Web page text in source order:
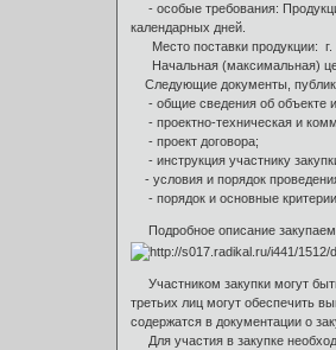
- особые требования:
календарных дней.
Место поставки продукции:
Начальная (максимальная)
Следующие документы,
- общие сведения об объекте и
- проектно-техническая и
- проект договора;
- инструкция участнику
- условия и порядок
- порядок и основные критерии
Подробное описание
Участником закупки могут
третьих лиц могут обеспечить
содержатся в документации о
Для участия в закупке